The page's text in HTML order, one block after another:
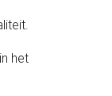
het